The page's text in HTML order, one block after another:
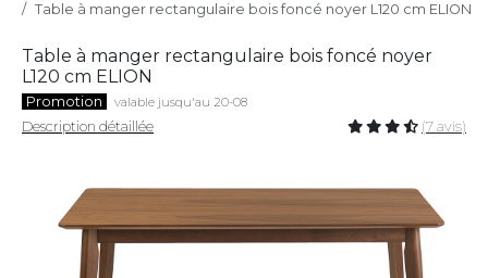
Table à manger rectangulaire bois foncé noyer L120 cm ELION
Table à manger rectangulaire bois foncé noyer
L120 cm ELION
Promotion valable jusqu'au 20-08
Description détaillée (7 avis)